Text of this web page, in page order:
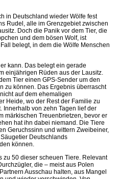
in Deutschland wieder Wölfe fest
Rudel, alle im Grenzgebiet zwischen
Doch die Panik vor dem Tier, die
und dem bösen Wolf, ist
belegt, in dem die Wölfe Menschen
kann. Das belegt ein gerade
einjährigen Rüden aus der Lausitz.
Tier einen GPS-Sender um den
zu können. Das Ergebnis überrascht
auf dem ehemaligen
Heide, wo der Rest der Familie zu
Innerhalb von zehn Tagen lief der
märkischen Treuenbrietzen, bevor er
hat ihn dabei niemand. Die Tiere
Geruchssinn und wittern Zweibeiner,
Deutschlands
können.
zu 50 dieser scheuen Tiere. Relevant
die – meist aus Polen
Ausschau halten, aus Mangel